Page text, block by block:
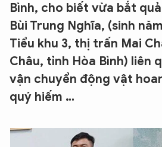
Bình, cho biết vừa bắt
Bùi Trung Nghĩa, (sinh
Tiểu khu 3, thị trấn Mai
Châu, tỉnh Hòa Bình) liên
vận chuyển động vật
quý hiếm …